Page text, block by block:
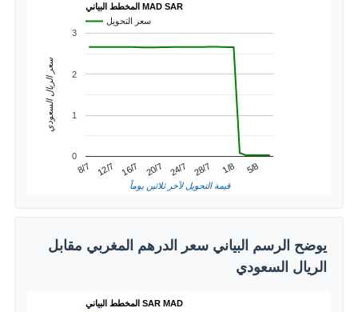
المخطط البياني MAD SAR
سعر التحويل
8/7 12/7 16/7 20/7 24/7 28/7 1/8 5/8
0
1
2
3
قيمة التحويل لآخر ثلاثين يوماً
سعر الريال السعودي
يوضح الرسم البياني سعر الدرهم المغربي مقابل
الريال السعودي
المخطط البياني SAR MAD